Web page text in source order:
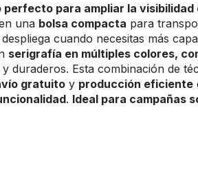
perfecto para ampliar la visibilidad
una bolsa compacta para
cuando necesitas más
serigrafía en múltiples colores,
duraderos. Esta combinación de
gratuito y producción eficiente
. Ideal para campañas